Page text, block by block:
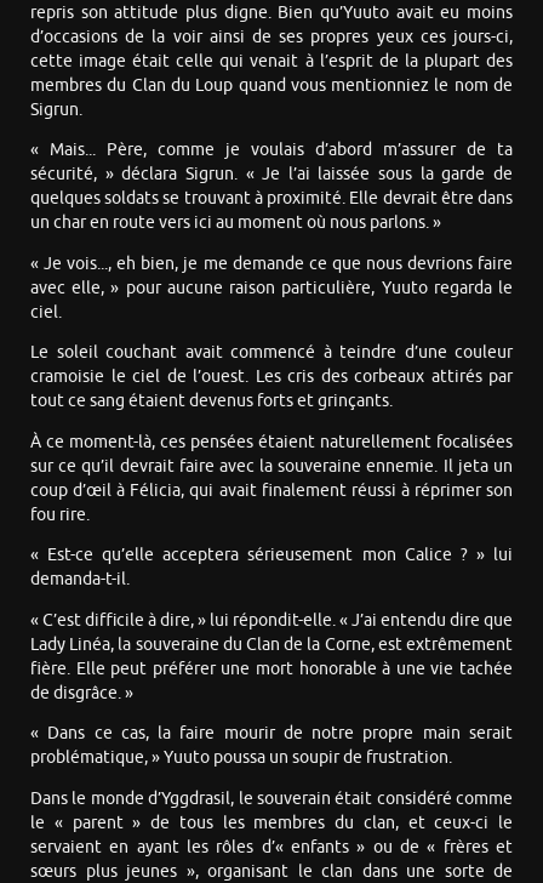
repris son attitude plus digne. Bien qu’Yuuto avait eu moins
d’occasions de la voir ainsi de ses propres yeux ces jours-ci,
cette image était celle qui venait à l’esprit de la plupart des
membres du Clan du Loup quand vous mentionniez le nom de
Sigrun.
« Mais... Père, comme je voulais d’abord m’assurer de ta
sécurité, » déclara Sigrun. « Je l’ai laissée sous la garde de
quelques soldats se trouvant à proximité. Elle devrait être dans
un char en route vers ici au moment où nous parlons. »
« Je vois..., eh bien, je me demande ce que nous devrions faire
avec elle, » pour aucune raison particulière, Yuuto regarda le
ciel.
Le soleil couchant avait commencé à teindre d’une couleur
cramoisie le ciel de l’ouest. Les cris des corbeaux attirés par
tout ce sang étaient devenus forts et grinçants.
À ce moment-là, ces pensées étaient naturellement focalisées
sur ce qu’il devrait faire avec la souveraine ennemie. Il jeta un
coup d’œil à Félicia, qui avait finalement réussi à réprimer son
fou rire.
« Est-ce qu’elle acceptera sérieusement mon Calice ? » lui
demanda-t-il.
« C’est difficile à dire, » lui répondit-elle. « J’ai entendu dire que
Lady Linéa, la souveraine du Clan de la Corne, est extrêmement
fière. Elle peut préférer une mort honorable à une vie tachée
de disgrâce. »
« Dans ce cas, la faire mourir de notre propre main serait
problématique, » Yuuto poussa un soupir de frustration.
Dans le monde d’Yggdrasil, le souverain était considéré comme
le « parent » de tous les membres du clan, et ceux-ci le
servaient en ayant les rôles d’« enfants » ou de « frères et
sœurs plus jeunes », organisant le clan dans une sorte de